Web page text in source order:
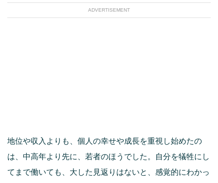
ADVERTISEMENT
地位や収入よりも、個人の幸せや成長を重視し始めたの
は、中高年より先に、若者のほうでした。自分を犠牲にし
てまで働いても、大した見返りはないと、感覚的にわかっ